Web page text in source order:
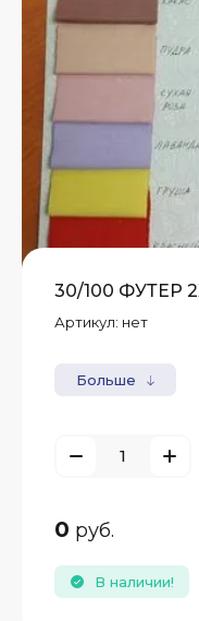
30/100 ФУТЕР
Артикул: нет
Больше
0 руб.
В наличии!